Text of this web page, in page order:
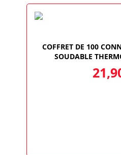
COFFRET DE 100
SOUDABLE